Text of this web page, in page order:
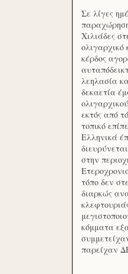
Σε λίγες
Χιλιάδες
κέρδος
λεηλασία
δεκαετία
εκτός από
τοπικό
Ελληνικά
στην
τόπο δεν
διαρκώς
κόμματα
παρείχαν